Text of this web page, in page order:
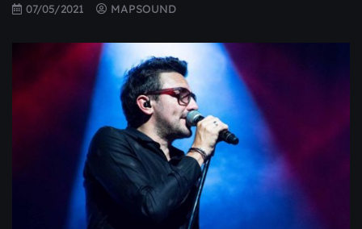
07/05/2021 MAPSOUND